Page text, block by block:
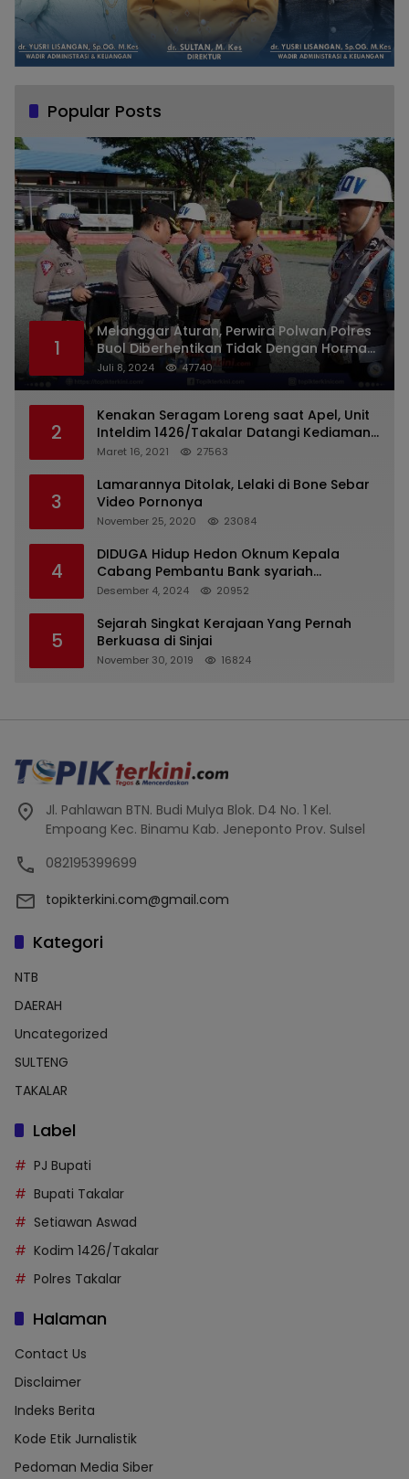
Popular Posts
1
Melanggar Aturan, Perwira Polwan Polres
Buol Diberhentikan Tidak Dengan Hormat
Dari Dinas Kepolisian
Juli 8, 2024 47740
2
Kenakan Seragam Loreng saat Apel, Unit
Inteldim 1426/Takalar Datangi Kediaman
Kasatpol PP
Maret 16, 2021 27563
3
Lamarannya Ditolak, Lelaki di Bone Sebar
Video Pornonya
November 25, 2020 23084
4
DIDUGA Hidup Hedon Oknum Kepala
Cabang Pembantu Bank syariah
Indonesia Unit Hasan Basri di Banjarmasin
Milyaran Rupiah dan Bilyet Giro Tidak
Terdaftar, OJK Kalsel : Bertemu Tanggal 11
Desember 4, 2024 20952
5
Sejarah Singkat Kerajaan Yang Pernah
Berkuasa di Sinjai
November 30, 2019 16824
Jl. Pahlawan BTN. Budi Mulya Blok. D4 No. 1 Kel.
Empoang Kec. Binamu Kab. Jeneponto Prov. Sulsel
082195399699
topikterkini.com@gmail.com
Kategori
NTB
DAERAH
Uncategorized
SULTENG
TAKALAR
Label
PJ Bupati
Bupati Takalar
Setiawan Aswad
Kodim 1426/Takalar
Polres Takalar
Halaman
Contact Us
Disclaimer
Indeks Berita
Kode Etik Jurnalistik
Pedoman Media Siber